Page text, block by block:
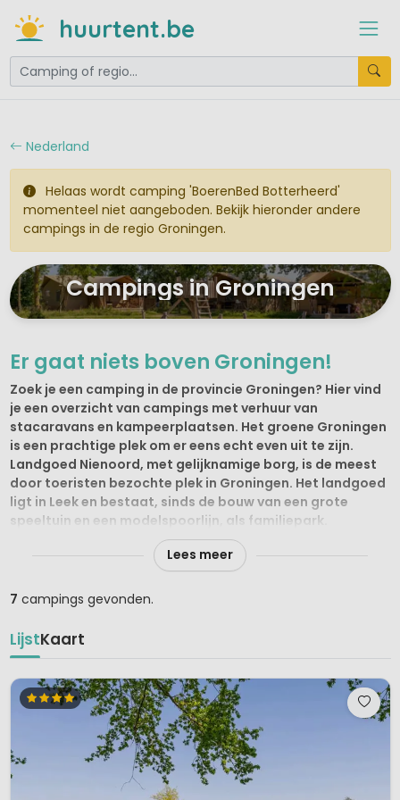
huurtent.be
Nederland
Helaas wordt camping 'BoerenBed Botterheerd'
momenteel niet aangeboden. Bekijk hieronder andere
campings in de regio Groningen.
Campings in Groningen
Er gaat niets boven Groningen!
Zoek je een camping in de provincie Groningen? Hier vind
je een overzicht van campings met verhuur van
stacaravans en kampeerplaatsen. Het groene Groningen
is een prachtige plek om er eens echt even uit te zijn.
Landgoed Nienoord, met gelijknamige borg, is de meest
door toeristen bezochte plek in Groningen. Het landgoed
ligt in Leek en bestaat, sinds de bouw van een grote
speeltuin en een modelspoorlijn, als familiepark.
De stad Groningen wordt door veel toeristen bezocht om
de gezelligheid en gemoedelijkheid die in de stad heerst.
In deze overzichtelijke en kindvriendelijke stad zijn fijne,
Martinitoren en Martinikerk vormen het handelsmerk van
de stad. Een kampeervakantie op campings in Groningen
Ligging en Omgeving
Het dunbevolkte Groningen is uiterst noordelijk gelegen in
Nederland. De provincie grenst aan de Waddenzee, oostelijk
aan Duitsland en aan de provincies Drenthe en Friesland.
Lees meer
7 campings gevonden.
LijstKaart